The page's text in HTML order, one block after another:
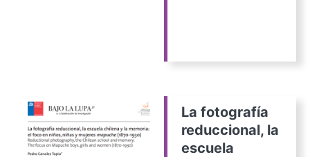
La fotografía
reduccional, la
escuela